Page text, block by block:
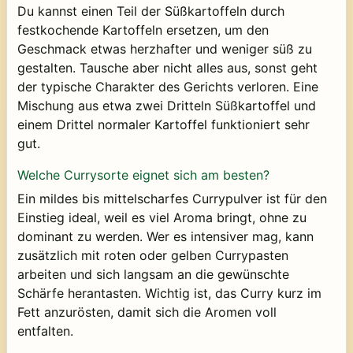
Du kannst einen Teil der Süßkartoffeln durch
festkochende Kartoffeln ersetzen, um den
Geschmack etwas herzhafter und weniger süß zu
gestalten. Tausche aber nicht alles aus, sonst geht
der typische Charakter des Gerichts verloren. Eine
Mischung aus etwa zwei Dritteln Süßkartoffel und
einem Drittel normaler Kartoffel funktioniert sehr
gut.
Welche Currysorte eignet sich am besten?
Ein mildes bis mittelscharfes Currypulver ist für den
Einstieg ideal, weil es viel Aroma bringt, ohne zu
dominant zu werden. Wer es intensiver mag, kann
zusätzlich mit roten oder gelben Currypasten
arbeiten und sich langsam an die gewünschte
Schärfe herantasten. Wichtig ist, das Curry kurz im
Fett anzurösten, damit sich die Aromen voll
entfalten.